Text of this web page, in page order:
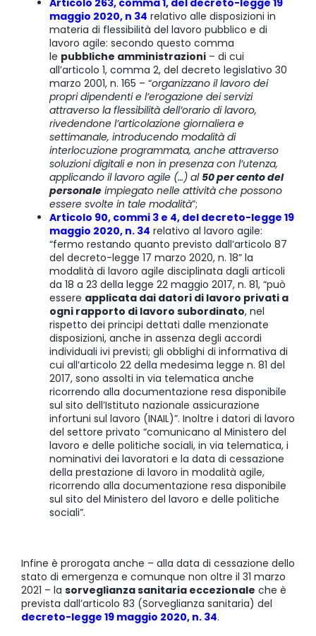
maggio 2020, n 34 relativo alle disposizioni in
materia di flessibilità del lavoro pubblico e di
lavoro agile: secondo questo comma
le pubbliche amministrazioni – di cui
all’articolo 1, comma 2, del decreto legislativo 30
marzo 2001, n. 165 – “organizzano il lavoro dei
propri dipendenti e l’erogazione dei servizi
attraverso la flessibilità dell’orario di lavoro,
rivedendone l’articolazione giornaliera e
settimanale, introducendo modalità di
interlocuzione programmata, anche attraverso
soluzioni digitali e non in presenza con l’utenza,
applicando il lavoro agile (…) al 50 per cento del
personale impiegato nelle attività che possono
essere svolte in tale modalità”;
Articolo 90, commi 3 e 4, del decreto-legge 19
maggio 2020, n. 34 relativo al lavoro agile:
“fermo restando quanto previsto dall’articolo 87
del decreto-legge 17 marzo 2020, n. 18” la
modalità di lavoro agile disciplinata dagli articoli
da 18 a 23 della legge 22 maggio 2017, n. 81, “può
essere applicata dai datori di lavoro privati a
ogni rapporto di lavoro subordinato, nel
rispetto dei principi dettati dalle menzionate
disposizioni, anche in assenza degli accordi
individuali ivi previsti; gli obblighi di informativa di
cui all’articolo 22 della medesima legge n. 81 del
2017, sono assolti in via telematica anche
ricorrendo alla documentazione resa disponibile
sul sito dell’Istituto nazionale assicurazione
infortuni sul lavoro (INAIL)”. Inoltre i datori di lavoro
del settore privato “comunicano al Ministero del
lavoro e delle politiche sociali, in via telematica, i
nominativi dei lavoratori e la data di cessazione
della prestazione di lavoro in modalità agile,
ricorrendo alla documentazione resa disponibile
sul sito del Ministero del lavoro e delle politiche
sociali”.
Infine è prorogata anche – alla data di cessazione dello
stato di emergenza e comunque non oltre il 31 marzo
2021 – la sorveglianza sanitaria eccezionale che è
prevista dall’articolo 83 (Sorveglianza sanitaria) del
decreto-legge 19 maggio 2020, n. 34.